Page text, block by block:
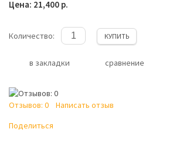
Цена: 21,400 р.
Количество: КУПИТЬ
в закладки сравнение
Отзывов: 0
Написать отзыв
Поделиться